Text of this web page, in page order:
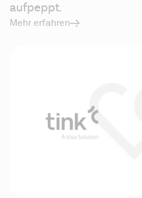
aufpeppt.
Mehr erfahren